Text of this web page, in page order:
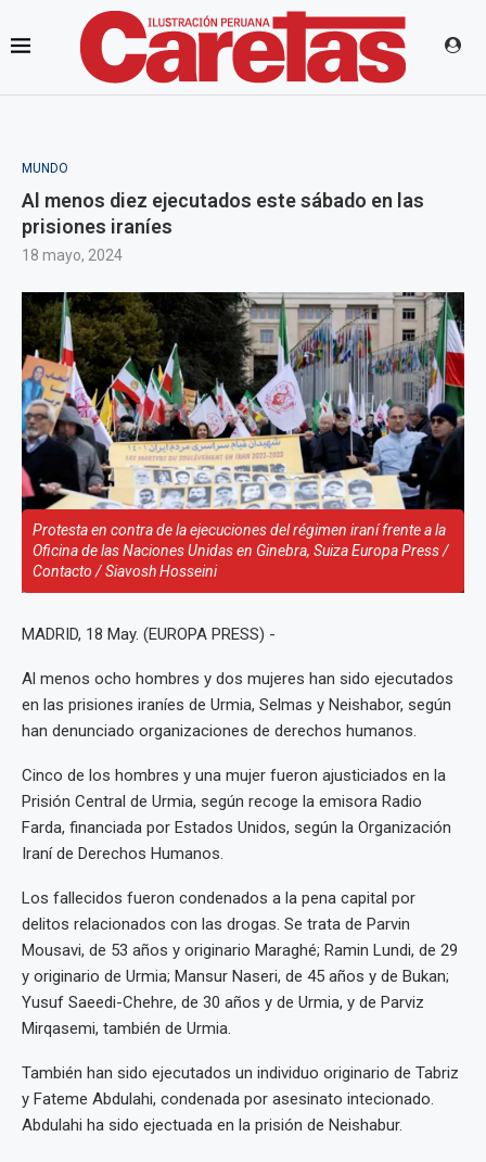
MUNDO
Al menos diez ejecutados este sábado en las
prisiones iraníes
18 mayo, 2024
Protesta en contra de la ejecuciones del régimen iraní frente a la
Oficina de las Naciones Unidas en Ginebra, Suiza Europa Press /
Contacto / Siavosh Hosseini
MADRID, 18 May. (EUROPA PRESS) -
Al menos ocho hombres y dos mujeres han sido ejecutados
en las prisiones iraníes de Urmia, Selmas y Neishabor, según
han denunciado organizaciones de derechos humanos.
Cinco de los hombres y una mujer fueron ajusticiados en la
Prisión Central de Urmia, según recoge la emisora Radio
Farda, financiada por Estados Unidos, según la Organización
Iraní de Derechos Humanos.
Los fallecidos fueron condenados a la pena capital por
delitos relacionados con las drogas. Se trata de Parvin
Mousavi, de 53 años y originario Maraghé; Ramin Lundi, de 29
y originario de Urmia; Mansur Naseri, de 45 años y de Bukan;
Yusuf Saeedi-Chehre, de 30 años y de Urmia, y de Parviz
Mirqasemi, también de Urmia.
También han sido ejecutados un individuo originario de Tabriz
y Fateme Abdulahi, condenada por asesinato intecionado.
Abdulahi ha sido ejectuada en la prisión de Neishabur.